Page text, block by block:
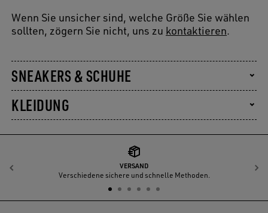
Wenn Sie unsicher sind, welche Größe Sie wählen
sollten, zögern Sie nicht, uns zu kontaktieren.
SNEAKERS & SCHUHE
KLEIDUNG
VERSAND
Verschiedene sichere und schnelle Methoden.
Zurück